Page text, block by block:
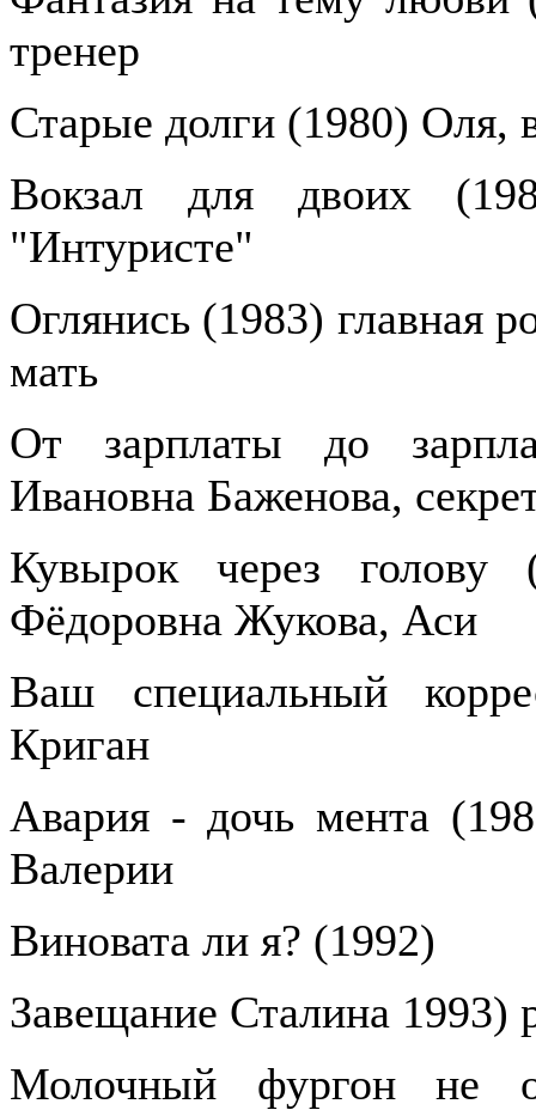
тренер
Старые долги (1980) Оля,
Вокзал для двоих
"Интуристе"
Оглянись (1983) главная
мать
От зарплаты до
Ивановна Баженова,
Кувырок через голову
Фёдоровна Жукова, Аси
Ваш специальный
Криган
Авария - дочь мента
Валерии
Виновата ли я? (1992)
Завещание Сталина 1993)
Молочный фургон не